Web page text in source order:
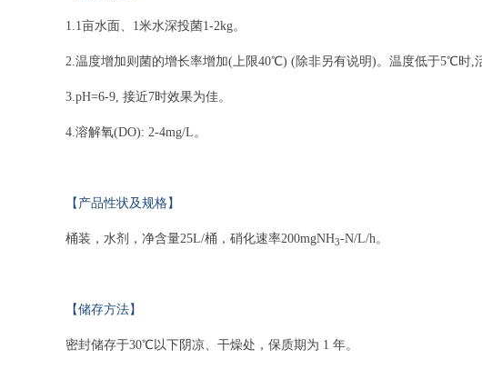
1.1亩水面、1米水深投菌1-2kg。
2.温度增加则菌的增长率增加(上限40℃) (除非另有说明)。温度低于5℃时,
3.pH=6-9, 接近7时效果为佳。
4.溶解氧(DO): 2-4mg/L。
【产品性状及规格】
桶装，水剂，净含量25L/桶，硝化速率200mgNH3-N/L/h。
【储存方法】
密封储存于30℃以下阴凉、干燥处，保质期为 1 年。